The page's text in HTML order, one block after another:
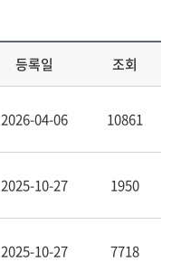
등록일 조회
2026-04-06 10861
2025-10-27 1950
2025-10-27 7718